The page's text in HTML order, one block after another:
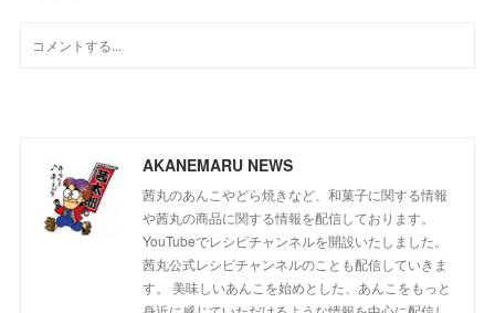
AKANEMARU NEWS
茜丸のあんこやどら焼きなど、和菓子に関する情報
や茜丸の商品に関する情報を配信しております。
YouTubeでレシピチャンネルを開設いたしました。
茜丸公式レシピチャンネルのことも配信していきま
す。 美味しいあんこを始めとした、あんこをもっと